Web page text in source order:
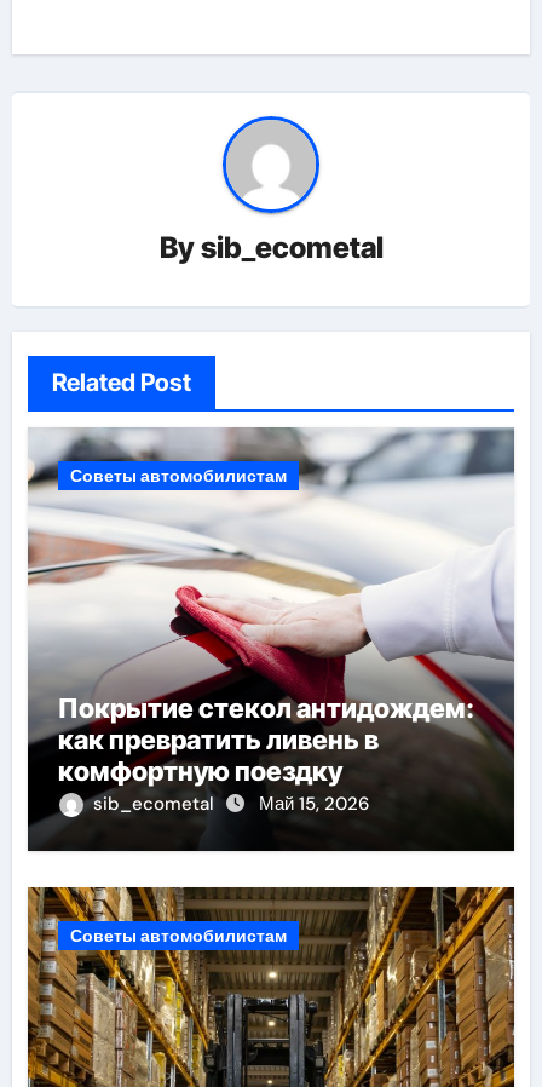
Bysib_ecometal
Related Post
Советы автомобилистам
Покрытие стекол антидождем:
как превратить ливень в
комфортную поездку
sib_ecometal Май 15, 2026
Советы автомобилистам